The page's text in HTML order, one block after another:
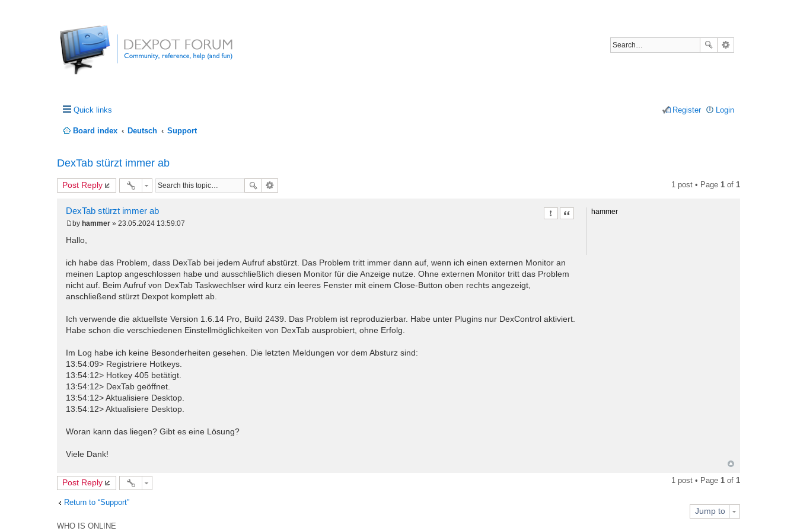
Quick links Login
Register
Board index Deutsch Support
DexTab stürzt immer ab
Post Reply 1 post • Page 1 of 1
hammer
DexTab stürzt immer ab Report this post
Quote
P
o
by hammer » 23.05.2024 13:59:07
Hallo,
ich habe das Problem, dass DexTab bei jedem Aufruf abstürzt. Das Problem tritt immer dann auf, wenn ich einen externen Monitor an
meinen Laptop angeschlossen habe und ausschließlich diesen Monitor für die Anzeige nutze. Ohne externen Monitor tritt das Problem
nicht auf. Beim Aufruf von DexTab Taskwechlser wird kurz ein leeres Fenster mit einem Close-Button oben rechts angezeigt,
anschließend stürzt Dexpot komplett ab.
Ich verwende die aktuellste Version 1.6.14 Pro, Build 2439. Das Problem ist reproduzierbar. Habe unter Plugins nur DexControl aktiviert.
Habe schon die verschiedenen Einstellmöglichkeiten von DexTab ausprobiert, ohne Erfolg.
Im Log habe ich keine Besonderheiten gesehen. Die letzten Meldungen vor dem Absturz sind:
13:54:09> Registriere Hotkeys.
13:54:12> Hotkey 405 betätigt.
13:54:12> DexTab geöffnet.
13:54:12> Aktualisiere Desktop.
13:54:12> Aktualisiere Desktop.
Woran kann das liegen? Gibt es eine Lösung?
Viele Dank!
Post Reply 1 post • Page 1 of 1
Return to “Support”
Jump to
WHO IS ONLINE